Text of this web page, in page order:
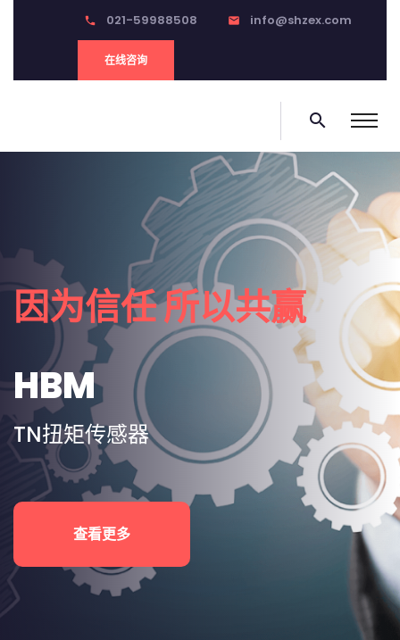
phone 021-59988508 email info@shzex.com
在线咨询
search
因为信任 所以共赢
HBM
TN扭矩传感器
查看更多